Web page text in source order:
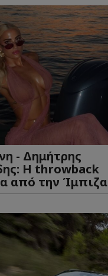
- Δημήτρης
Η throwback
από την Ίμπιζα